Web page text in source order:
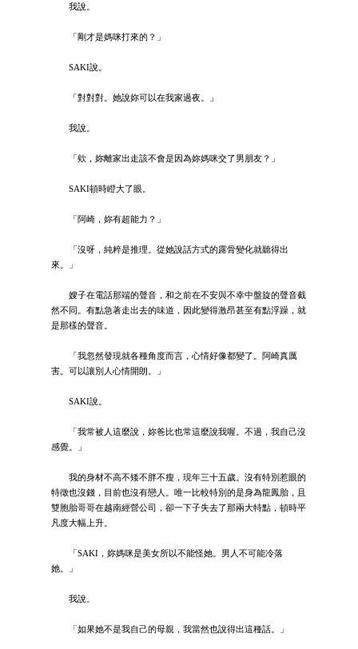
我說。
「剛才是媽咪打來的？」
SAKI說。
「對對對。她說妳可以在我家過夜。」
我說。
「欸，妳離家出走該不會是因為妳媽咪交了男朋友？」
SAKI頓時瞪大了眼。
「阿崎，妳有超能力？」
「沒呀，純粹是推理。從她說話方式的露骨變化就聽得出
來。」
嫂子在電話那端的聲音，和之前在不安與不幸中盤旋的聲音截
然不同。有點急著走出去的味道，因此變得激昂甚至有點浮躁，就
是那樣的聲音。
「我忽然發現就各種角度而言，心情好像都變了。阿崎真厲
害。可以讓別人心情開朗。」
SAKI說。
「我常被人這麼說，妳爸比也常這麼說我喔。不過，我自己沒
感覺。」
我的身材不高不矮不胖不瘦，現年三十五歲。沒有特別惹眼的
特徵也沒錢，目前也沒有戀人。唯一比較特別的是身為龍鳳胎，且
雙胞胎哥哥在越南經營公司，卻一下子失去了那兩大特點，頓時平
凡度大幅上升。
「SAKI，妳媽咪是美女所以不能怪她。男人不可能冷落
她。」
我說。
「如果她不是我自己的母親，我當然也說得出這種話。」